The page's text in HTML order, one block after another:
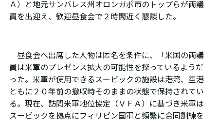
Ａ）と地元サンバレス州オロンガポ市のトップらが両議
員を出迎え、歓迎昼食会で２時間近く懇談した。
昼食会へ出席した人物は匿名を条件に、「米国の両議
員は米軍のプレゼンス拡大の可能性を探っているようだ
った。米軍が使用できるスービックの施設は港湾、空港
ともに２０年前の撤収時そのままの状態で保持されてい
る。現在、訪問米軍地位協定（ＶＦＡ）に基づき米軍は
スービックを拠点にフィリピン国軍と頻繁に合同訓練を